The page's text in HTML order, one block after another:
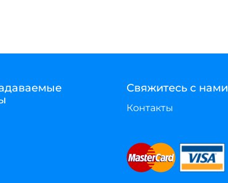
Свяжитесь с нами
Контакты